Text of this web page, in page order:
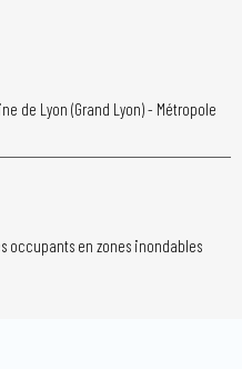
de Lyon (Grand Lyon) - Métropole
occupants en zones inondables